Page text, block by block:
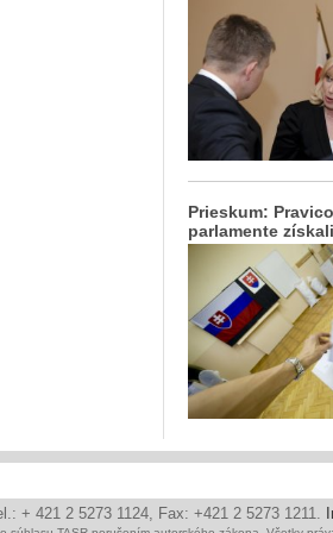
Prieskum:
parlamente
+ 421 2 5273 1124, Fax: +421 2 5273 1211.